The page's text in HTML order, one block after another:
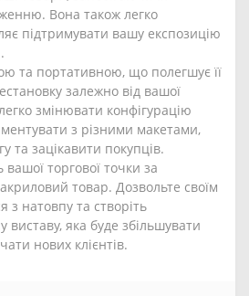
Вона також легко
підтримувати вашу експозицію
та портативною, що полегшує її
залежно від вашої
змінювати конфігурацію
з різними макетами,
та зацікавити покупців.
вашої торгової точки за
товар. Дозвольте своїм
з натовпу та створіть
виставу, яка буде збільшувати
нових клієнтів.